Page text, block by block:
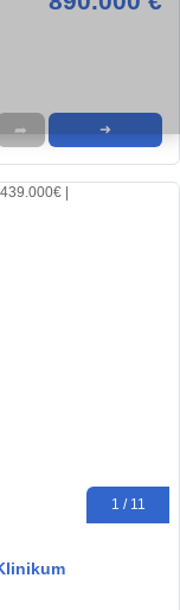
➦ ➜
1 / 11